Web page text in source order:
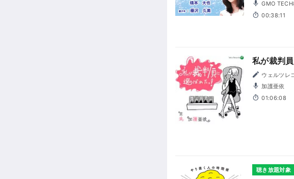
GMO
00:38:11
私が裁判
ウェルツレ
加護亜依
01:06:08
聴き放題対象